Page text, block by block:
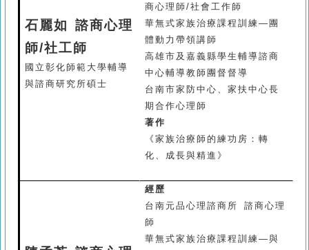
石麗如 諮商心理
師/社工師
國立彰化師範大學輔導
與諮商研究所碩士
商心理師/社會工作師
華無式家族治療課程訓練 —團
體動力帶領講師
高雄市及嘉義縣學生輔導諮商
中心輔導教師團督督導
台南市家防中心、家扶中心長
期合作心理師
著作
《家族治療師的練功房：轉
化、成長與精進》
經歷
台南元品心理諮商所 諮商心理
師
華無式家族治療課程訓練—與